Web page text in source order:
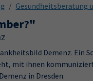
Gesundheitsberatung
Demenz. Ein
mit ihnen
in Dresden.